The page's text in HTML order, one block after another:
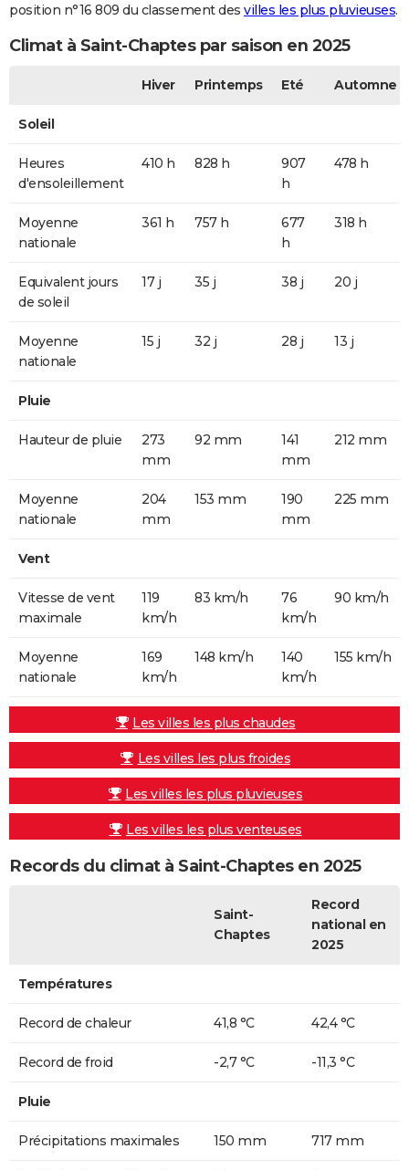
position n°16 809 du classement des villes les plus pluvieuses.
Climat à Saint-Chaptes par saison en 2025
Hiver Printemps Eté Automne
Soleil
Heures
d'ensoleillement
410 h 828 h
907
h
478 h
Moyenne
nationale
361 h 757 h
677
h
318 h
Equivalent jours
de soleil
17 j 35 j 38 j 20 j
Moyenne
nationale
15 j 32 j 28 j 13 j
Pluie
Hauteur de pluie
273
mm
92 mm
141
mm
212 mm
Moyenne
nationale
204
mm
153 mm
190
mm
225 mm
Vent
Vitesse de vent
maximale
119
km/h
83 km/h
76
km/h
90 km/h
Moyenne
nationale
169
km/h
148 km/h
140
km/h
155 km/h
Les villes les plus chaudes
Les villes les plus froides
Les villes les plus pluvieuses
Les villes les plus venteuses
Records du climat à Saint-Chaptes en 2025
Saint-
Chaptes
Record
national en
2025
Températures
Record de chaleur 41,8 °C 42,4 °C
Record de froid -2,7 °C -11,3 °C
Pluie
Précipitations maximales 150 mm 717 mm